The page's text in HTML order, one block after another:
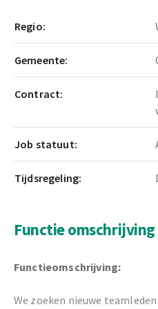
Regio:
Gemeente:
Contract:
Job statuut:
Tijdsregeling:
Functie omschrijving
Functieomschrijving:
We zoeken nieuwe